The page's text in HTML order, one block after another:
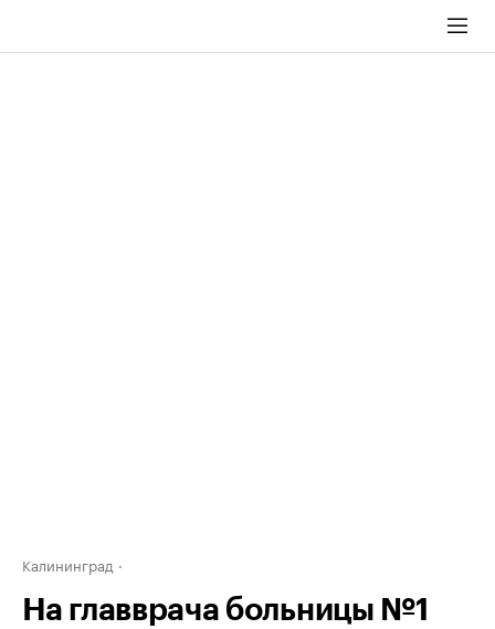
Калининград
На главврача больницы №1